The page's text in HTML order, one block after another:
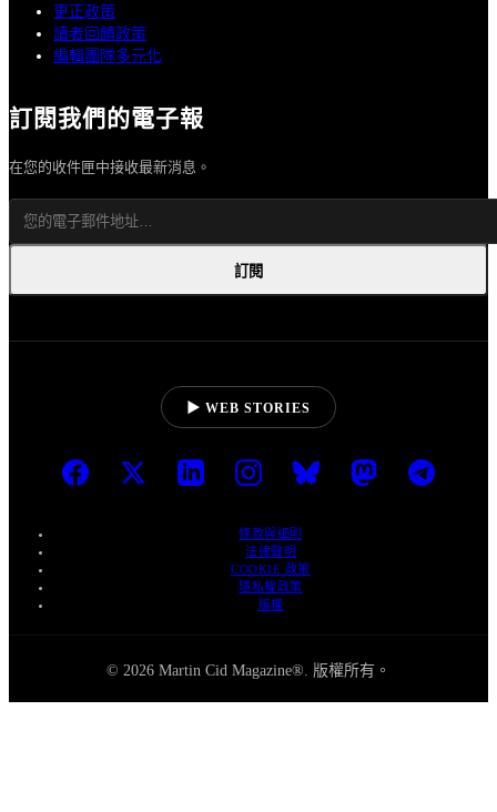
更正政策
讀者回饋政策
編輯團隊多元化
訂閱我們的電子報
在您的收件匣中接收最新消息。
訂閱
▶ WEB STORIES
條款與細則
法律聲明
COOKIE 政策
隱私權政策
版權
© 2026 Martin Cid Magazine®. 版權所有。